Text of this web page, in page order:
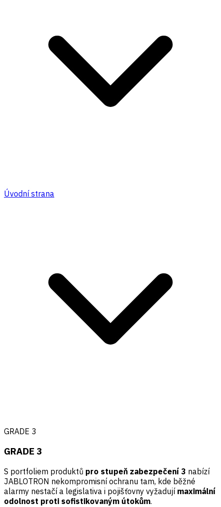
Úvodní strana
GRADE 3
GRADE 3
S portfoliem produktů pro stupeň zabezpečení 3 nabízí
JABLOTRON nekompromisní ochranu tam, kde běžné
alarmy nestačí a legislativa i pojišťovny vyžadují maximální
odolnost proti sofistikovaným útokům.